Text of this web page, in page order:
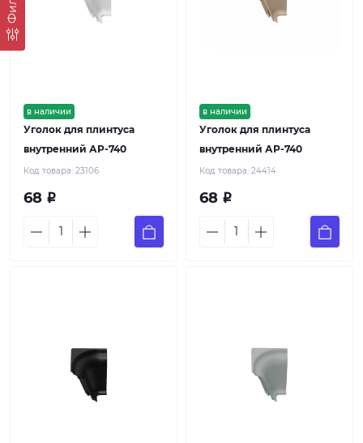
в наличии
Уголок для плинтуса
внутренний АР-740
Код товара: 23106
68 Р
в наличии
Уголок для плинтуса
внутренний АР-740
Код товара: 24414
68 Р